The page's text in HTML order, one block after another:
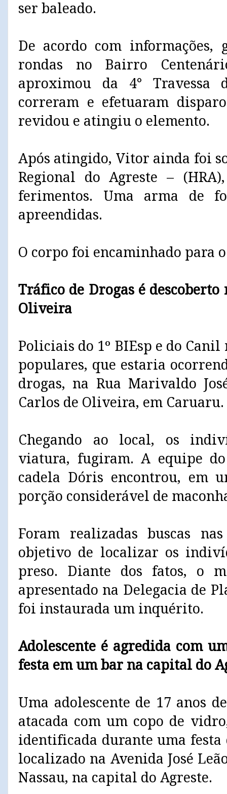
ser baleado.
De acordo com informações,
rondas no Bairro
aproximou da 4° Travessa
correram e efetuaram
revidou e atingiu o elemento.
Após atingido, Vitor ainda foi
Regional do Agreste –
ferimentos. Uma arma de
apreendidas.
O corpo foi encaminhado para
Tráfico de Drogas é descoberto
Oliveira
Policiais do 1º BIEsp e do
populares, que estaria
drogas, na Rua Marivaldo
Carlos de Oliveira, em Caruaru.
Chegando ao local, os
viatura, fugiram. A equipe
cadela Dóris encontrou, em
porção considerável de
Foram realizadas buscas
objetivo de localizar os
preso. Diante dos fatos, o
apresentado na Delegacia de
foi instaurada um inquérito.
Adolescente é agredida com
festa em um bar na capital do
Uma adolescente de 17 anos
atacada com um copo de
identificada durante uma
localizado na Avenida José
Nassau, na capital do Agreste.